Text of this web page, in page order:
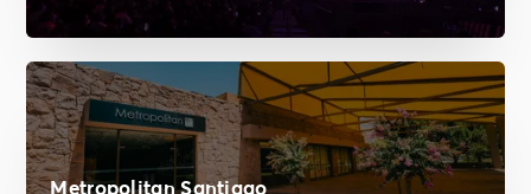
Metropolitan Santiago